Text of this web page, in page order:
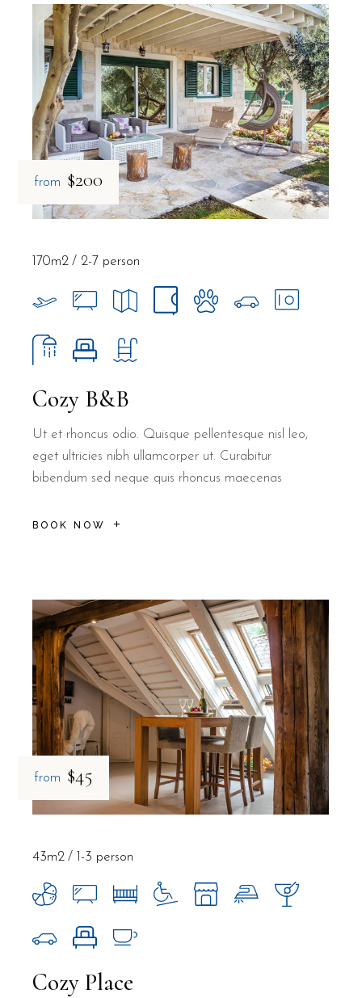
from $200
Cozy B&B
Ut et rhoncus odio. Quisque pellentesque nisl leo,
eget ultricies nibh ullamcorper ut. Curabitur
bibendum sed neque quis rhoncus maecenas
BOOK NOW
170m2 2-7 person
from $45
Cozy Place
43m2 1-3 person